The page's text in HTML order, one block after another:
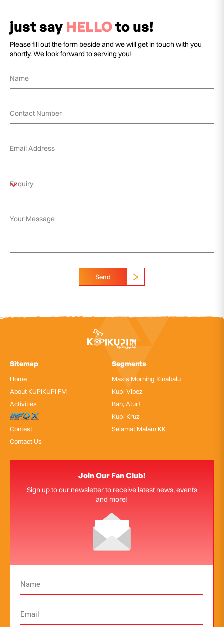
just say HELLOto us!
Please fill out the form beside and we will get in touch with you
shortly. We look forward to serving you!
Send
Sitemap
Home
About KUPIKUPI FM
Activities
InfoX
Contest
Contact Us
Segments
Maxis Morning Kinabalu
Kupi Vibez
Bah, Atur!
Kupi Kruz
Selamat Malam KK
Join Our Fan Club!
Sign up to our newsletter to receive latest news, events
and more!